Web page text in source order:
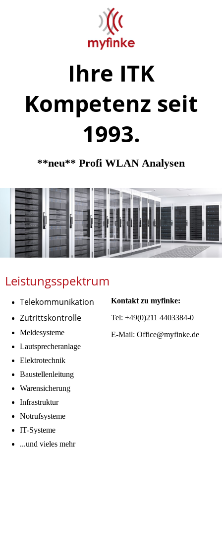
Ihre ITK
Kompetenz seit
1993.
**neu** Profi WLAN Analysen
Leistungsspektrum
Telekommunikation
Zutrittskontrolle
Meldesysteme
Lautsprecheranlage
Elektrotechnik
Baustellenleitung
Warensicherung
Infrastruktur
Notrufsysteme
IT-Systeme
...und vieles mehr
Kontakt zu myfinke:
Tel: +49(0)211 4403384-0
E-Mail: Office@myfinke.de